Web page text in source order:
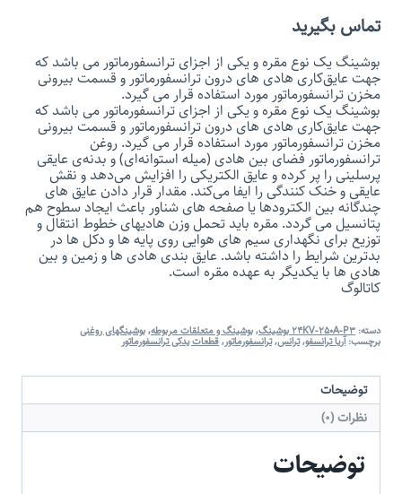
تماس بگیرید
بوشینگ یک نوع مقره و یکی از اجزای ترانسفورماتور می باشد که
جهت عایق‌کاری هادی ‌های درون ترانسفورماتور و قسمت بیرونی
مخزن ترانسفورماتور مورد استفاده قرار می گیرد.
بوشینگ یک نوع مقره و یکی از اجزای ترانسفورماتور می باشد که
جهت عایق‌کاری هادی ‌های درون ترانسفورماتور و قسمت بیرونی
مخزن ترانسفورماتور مورد استفاده قرار می گیرد. روغن
ترانسفورماتور فضای بین هادی (میله استوانه‌ای) و بدنه‌ی عایقی
پرسلینی را پر کرده و عایق الکتریکی را افزایش می‌دهد و نقش
عایقی و خنک کنندگی را ایفا می‌کند. مقدار قرار دادن عایق های
چندگانه بین الکترودها یا صفحه های شناور باعث ایجاد سطوح هم
پتانسیل می گردد. مقره باید تحمل وزن هادیهای خطوط انتقال و
توزیع برای نگهداری سیم های هوایی روی پایه ها و دکل ها در
بدترین شرایط را داشته باشد. عایق بندی هادی ها و زمین و بین
هادی ها با یکدیگر به عهده مقره است.
کاتالوگ
دسته: 24KV-250A-P3 بوشینگ ,بوشینگ و متعلقات مربوطه,بوشینگهای روغنی
برچسب:آریا ترانسفو,ترانس,ترانسفورماتور,قطعات یدکی ترانسفورماتور
توضیحات
نظرات (0)
توضیحات